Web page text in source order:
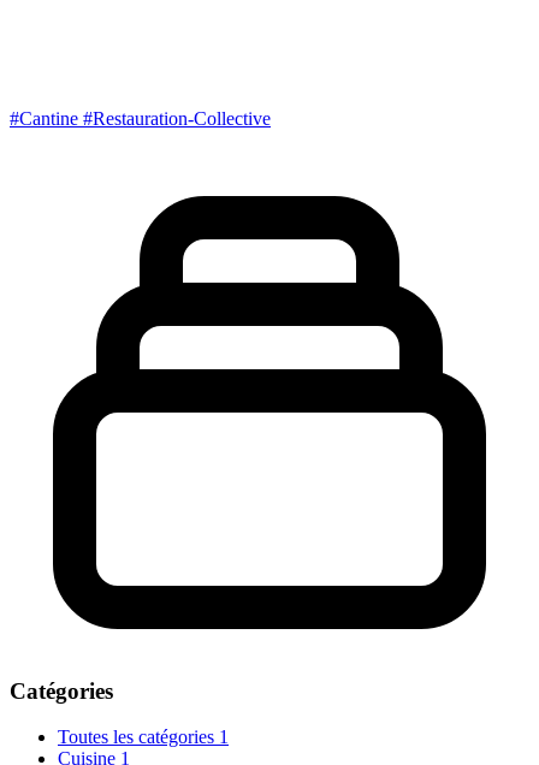
#Cantine #Restauration-Collective
Catégories
Toutes les catégories 1
Cuisine 1